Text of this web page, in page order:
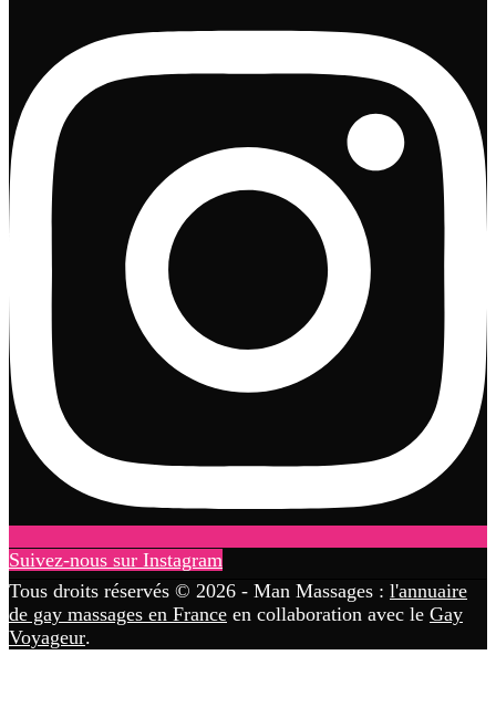
Suivez-nous sur Instagram
Tous droits réservés © 2026 - Man Massages : l'annuaire
de gay massages en France en collaboration avec le Gay
Voyageur.